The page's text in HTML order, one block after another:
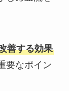
善する効果
要なポイン